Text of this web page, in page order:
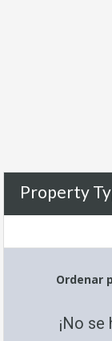
Property
Ordenar
¡No